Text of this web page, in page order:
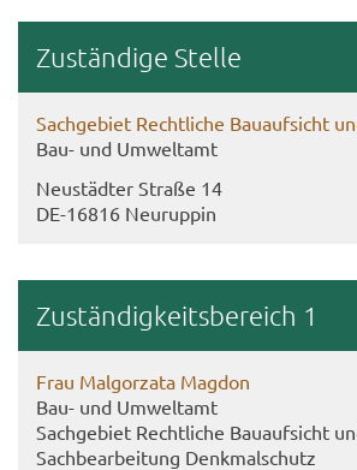
Zu­stän­di­ge Stel­le
Sach­ge­biet Recht­li­che Bau­auf­sicht
Bau- und Um­welt­amt
Neu­städ­ter Stra­ße 14
DE-​16816 Neu­rup­pin
Zu­stän­dig­keits­be­reich 1
Frau Mal­gor­z­a­ta Mag­don
Bau- und Um­welt­amt
Sach­ge­biet Recht­li­che Bau­auf­sicht
Sach­be­ar­bei­tung Denk­mal­schutz